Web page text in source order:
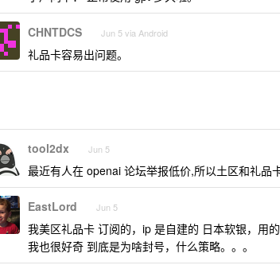
CHNTDCS Jun 5 via Android
礼品卡容易出问题。
tool2dx Jun 5
最近有人在 openai 论坛举报低价,所以土区和礼品
EastLord Jun 5
我美区礼品卡 订阅的，ip 是自建的 日本软银，用
我也很好奇 到底是为啥封号，什么策略。。。